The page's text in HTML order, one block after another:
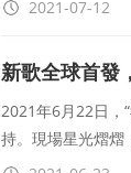
2021-07-12
新歌全球首發
啓！
2021年6月22日，
持。現場星光熠熠